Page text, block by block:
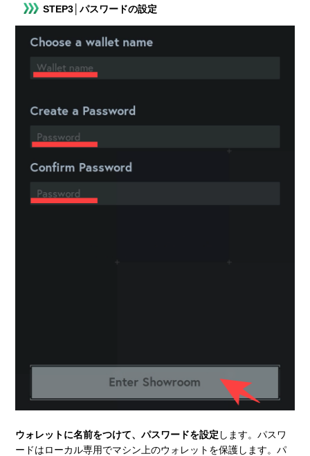
STEP3│パスワードの設定
ウォレットに名前をつけて、パスワードを設定 します。パスワ
ードはローカル専用でマシン上のウォレットを保護します。パ